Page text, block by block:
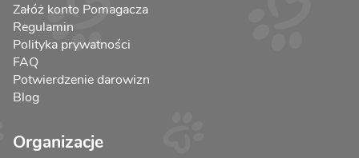
Załóż konto Pomagacza
Regulamin
Polityka prywatności
FAQ
Potwierdzenie darowizn
Blog
Organizacje